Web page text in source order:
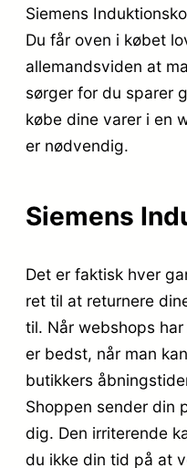
Siemens
Du får oven i købet
allemandsviden at
sørger for du sparer
købe dine varer i en
er nødvendig.
Siemens
Det er faktisk hver
ret til at returnere
til. Når webshops
er bedst, når man
butikkers
Shoppen sender din
dig. Den irriterende
du ikke din tid på at